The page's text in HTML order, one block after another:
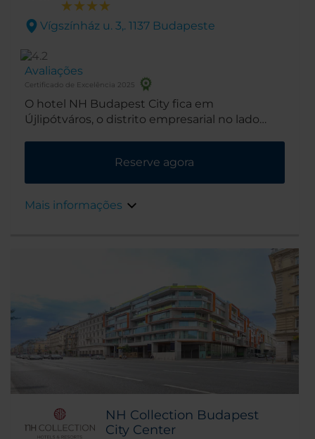
Vígszínház u. 3,. 1137 Budapeste
Avaliações
Certificado de Excelência 2025
O hotel NH Budapest City fica em
Újlipótváros, o distrito empresarial no lado
e a estação de metrô próxima é o meio de
transporte que leva a outros pontos turísticos.
Reserve agora
Mais informações
NH Collection Budapest
City Center